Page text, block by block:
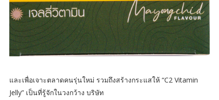
และเพื่อเจาะตลาดคนรุ่นใหม่ รวมถึงสร้างกระแสให้ “C2 Vitamin
Jelly” เป็นที่รู้จักในวงกว้าง บริษัท